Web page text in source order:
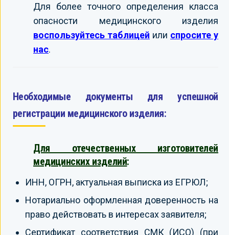
Для более точного определения класса
опасности медицинского изделия
воспользуйтесь таблицей или спросите у
нас.
Необходимые документы для успешной
регистрации медицинского изделия:
Для отечественных изготовителей
медицинских изделий:
ИНН, ОГРН, актуальная выписка из ЕГРЮЛ;
Нотариально оформленная доверенность на
право действовать в интересах заявителя;
Сертификат соответствия СМК (ИСО) (при